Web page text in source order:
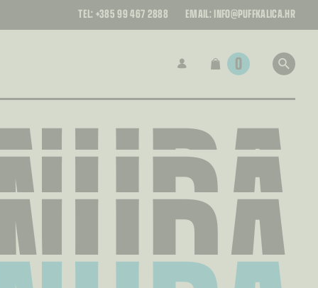
TEL: +385 99 467 2888 EMAIL: INFO@PUFFKALICA.HR
0